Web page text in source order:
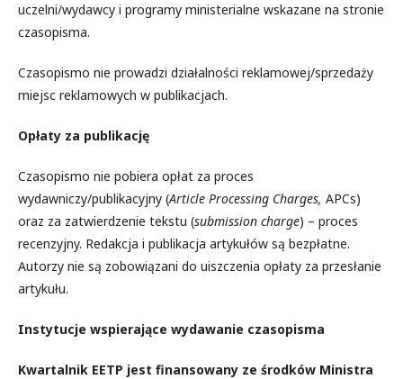
uczelni/wydawcy i programy ministerialne wskazane na stronie
czasopisma.
Czasopismo nie prowadzi działalności reklamowej/sprzedaży
miejsc reklamowych w publikacjach.
Opłaty za publikację
Czasopismo nie pobiera opłat za proces
wydawniczy/publikacyjny (Article Processing Charges, APCs)
oraz za zatwierdzenie tekstu (submission charge) – proces
recenzyjny. Redakcja i publikacja artykułów są bezpłatne.
Autorzy nie są zobowiązani do uiszczenia opłaty za przesłanie
artykułu.
Instytucje wspierające wydawanie czasopisma
Kwartalnik EETP jest finansowany ze środków Ministra